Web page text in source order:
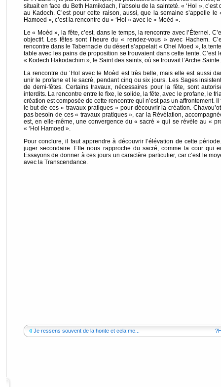
situait en face du Beth Hamikdach, l’absolu de la sainteté. « ‘Hol »,
au Kadoch. C’est pour cette raison, aussi, que la semaine s’appelle le
Hamoed », c’est la rencontre du « ‘Hol » avec le « Moèd ».
Le « Moèd », la fête, c’est, dans le temps, la rencontre avec l’Éternel.
objectif. Les fêtes sont l’heure du « rendez-vous » avec Hachem.
rencontre dans le Tabernacle du désert s’appelait « Ohel Moed », la
table avec les pains de proposition se trouvaient dans cette tente.
« Kodech Hakodachim », le Saint des saints, où se trouvait l’Arche
La rencontre du ‘Hol avec le Moèd est très belle, mais elle est aussi
unir le profane et le sacré, pendant cinq ou six jours. Les Sages
de demi-fêtes. Certains travaux, nécessaires pour la fête, sont
interdits. La rencontre entre le fixe, le solide, la fête, avec le profane, le
création est composée de cette rencontre qui n’est pas un affrontement.
le but de ces « travaux pratiques » pour découvrir la création.
pas besoin de ces « travaux pratiques », car la Révélation,
est, en elle-même, une convergence du « sacré » qui se révèle au «
« ‘Hol Hamoed ».
Pour conclure, il faut apprendre à découvrir l’élévation de cette
juger secondaire. Elle nous rapproche du sacré, comme la cour qui
Essayons de donner à ces jours un caractère particulier, car c’est le
avec la Transcendance.
Je ressens souvent de la honte et cela me...